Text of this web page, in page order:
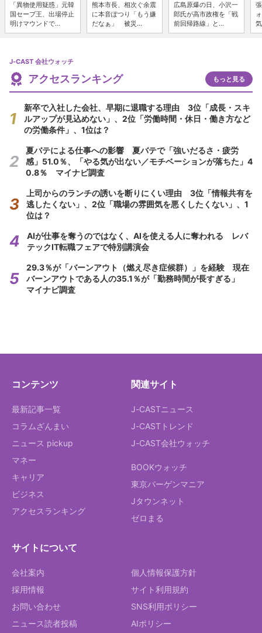
「異物使用疑惑」元韓
国セーブ王、出場停止
明けマウンドで...
熊本市長、相次ぐ余震
に本音ぽつり「もう嫌
だなぁ」 被災...
広島原爆の日、小沢一
郎氏が高市政権を「戦
前回帰路線」と...
J-CAST 会社ウォッチ
アクセスランキング もっと見る
新卒で入社した会社、早期に退職する理由 3位「成長・スキ
ルアップが見込めない」、2位「労働時間・休日・働き方など
の労働条件」、1位は？
夏バテによる仕事への影響 夏バテで「強いだるさ・疲労
感」51.0％、「やる気が出ない／モチベーションが落ちた」4
0.8％ マイナビ調査
上司からのランチの誘いを断りにくい理由 3位「情報共有を
逃したくない」、2位「職場の雰囲気を悪くしたくない」、1
位は？
AIが仕事を奪うのではなく、AIを使える人に奪われる レバ
テックIT転職フェアで特別講演会
29.3％が「バーンアウト（燃え尽き症候群）」を経験 現在
バーンアウトである人の35.1％が「勤務時間が長すぎる」
マイナビ調査
コンテンツ
最新記事一覧
コラムざんまい
ニュース pickup
マネー
キャリア
ビジネス
アクセスランキング
関連サイト
J-CASTニュース
J-CASTトレンド
J-CAST会社ウォッチ
BOOKウォッチ
東京バーゲンマニア
Jタウンネット
ゼロまる
サイトについて
会社案内
採用情報
お問い合わせ
ニュース読者投稿
個人情報保護方針
サイト利用規約
SNS利用ポリシー
AIポリシー